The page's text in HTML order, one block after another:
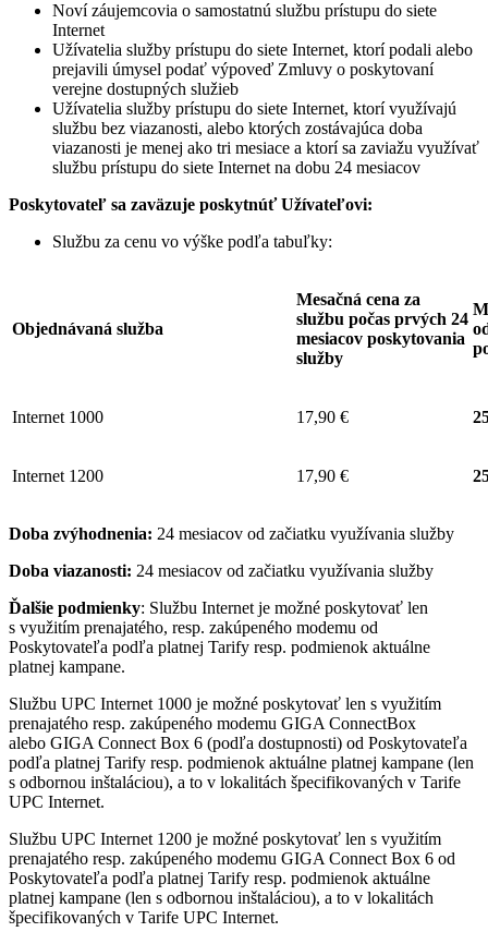
Noví záujemcovia o samostatnú službu prístupu do siete
Internet
Užívatelia služby prístupu do siete Internet, ktorí podali alebo
prejavili úmysel podať výpoveď Zmluvy o poskytovaní
verejne dostupných služieb
Užívatelia služby prístupu do siete Internet, ktorí využívajú
službu bez viazanosti, alebo ktorých zostávajúca doba
viazanosti je menej ako tri mesiace a ktorí sa zaviažu využívať
službu prístupu do siete Internet na dobu 24 mesiacov
Poskytovateľ sa zaväzuje poskytnúť Užívateľovi:
Službu za cenu vo výške podľa tabuľky:
Objednávaná služba
Mesačná cena za
službu počas prvých 24
mesiacov poskytovania
služby
Internet 1000 17,90 €
Internet 1200 17,90 €
Doba zvýhodnenia: 24 mesiacov od začiatku využívania služby
Doba viazanosti: 24 mesiacov od začiatku využívania služby
Ďalšie podmienky: Službu Internet je možné poskytovať len
s využitím prenajatého, resp. zakúpeného modemu od
Poskytovateľa podľa platnej Tarify resp. podmienok aktuálne
platnej kampane.
Službu UPC Internet 1000 je možné poskytovať len s využitím
prenajatého resp. zakúpeného modemu GIGA ConnectBox
alebo GIGA Connect Box 6 (podľa dostupnosti) od Poskytovateľa
podľa platnej Tarify resp. podmienok aktuálne platnej kampane (len
s odbornou inštaláciou), a to v lokalitách špecifikovaných v Tarife
UPC Internet.
Službu UPC Internet 1200 je možné poskytovať len s využitím
prenajatého resp. zakúpeného modemu GIGA Connect Box 6 od
Poskytovateľa podľa platnej Tarify resp. podmienok aktuálne
platnej kampane (len s odbornou inštaláciou), a to v lokalitách
špecifikovaných v Tarife UPC Internet.